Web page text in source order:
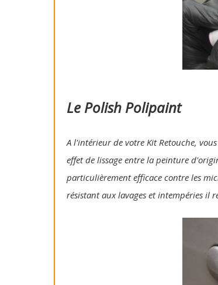
Le Polish Polipaint
A l'intérieur de votre Kit Retouche,
effet de lissage entre la peinture
particulièrement efficace contre les
résistant aux lavages et intempéries il